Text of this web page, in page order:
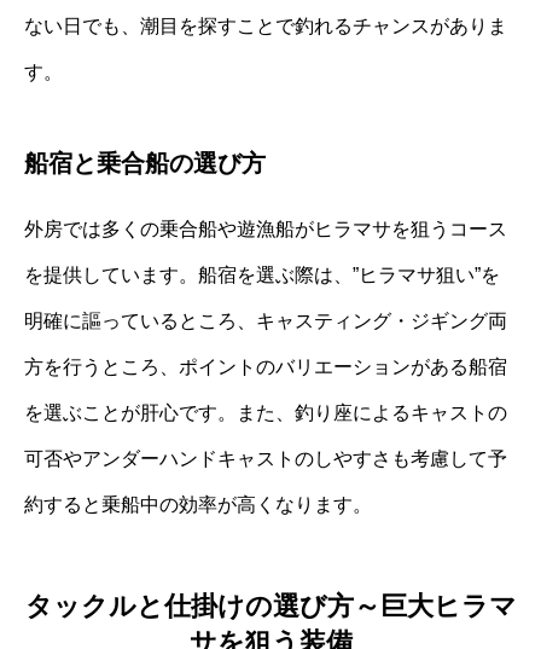
ない日でも、潮目を探すことで釣れるチャンスがありま
す。
船宿と乗合船の選び方
外房では多くの乗合船や遊漁船がヒラマサを狙うコース
を提供しています。船宿を選ぶ際は、”ヒラマサ狙い”を
明確に謳っているところ、キャスティング・ジギング両
方を行うところ、ポイントのバリエーションがある船宿
を選ぶことが肝心です。また、釣り座によるキャストの
可否やアンダーハンドキャストのしやすさも考慮して予
約すると乗船中の効率が高くなります。
タックルと仕掛けの選び方～巨大ヒラマ
サを狙う装備